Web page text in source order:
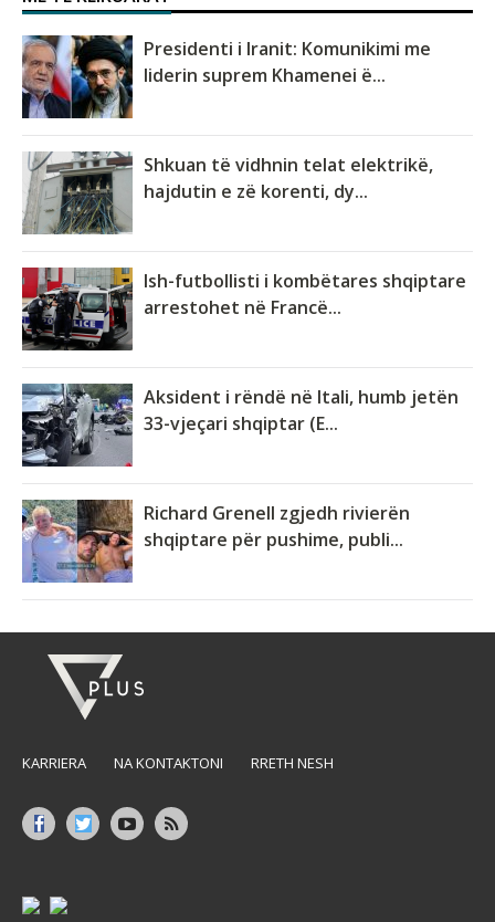
Presidenti i Iranit: Komunikimi me
liderin suprem Khamenei ë...
Shkuan të vidhnin telat elektrikë,
hajdutin e zë korenti, dy...
Ish-futbollisti i kombëtares shqiptare
arrestohet në Francë...
Aksident i rëndë në Itali, humb jetën
33-vjeçari shqiptar (E...
Richard Grenell zgjedh rivierën
shqiptare për pushime, publi...
KARRIERA NA KONTAKTONI RRETH NESH